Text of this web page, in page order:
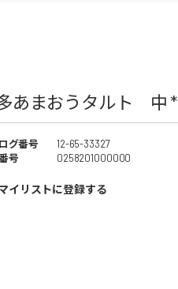
あまおうタルト 中 *
グ番号
12-65-33327
号
0258201000000
イリストに登録する